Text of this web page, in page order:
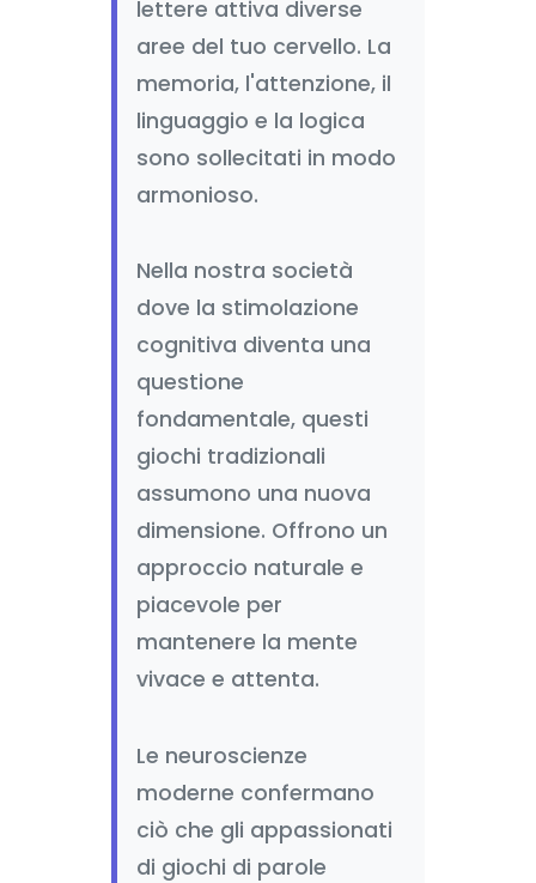
lettere attiva diverse
aree del tuo cervello. La
memoria, l'attenzione, il
linguaggio e la logica
sono sollecitati in modo
armonioso.
Nella nostra società
dove la stimolazione
cognitiva diventa una
questione
fondamentale, questi
giochi tradizionali
assumono una nuova
dimensione. Offrono un
approccio naturale e
piacevole per
mantenere la mente
vivace e attenta.
Le neuroscienze
moderne confermano
ciò che gli appassionati
di giochi di parole